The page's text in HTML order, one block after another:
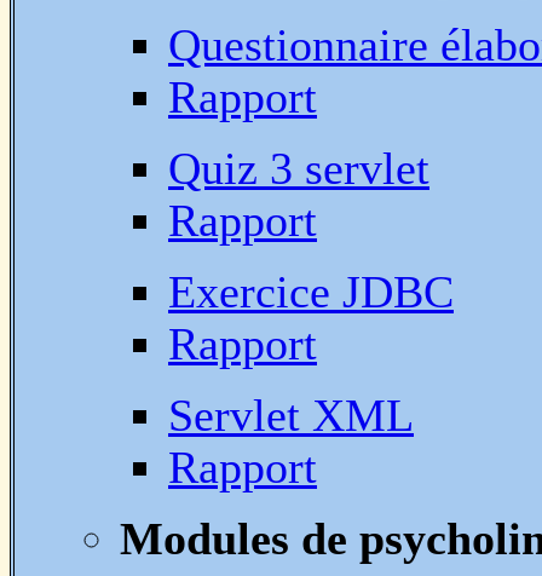
Questionnaire
Rapport
Quiz 3 servlet
Rapport
Exercice JDBC
Rapport
Servlet XML
Rapport
Modules de